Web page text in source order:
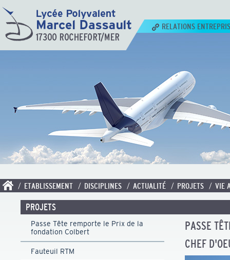
RELATIONS
/ ETABLISSEMENT / DISCIPLINES / ACTUALITÉ / PROJETS / VIE
PROJETS
Passe Tête remporte le Prix de la
fondation Colbert
Fauteuil RTM
PASSE
CHEF